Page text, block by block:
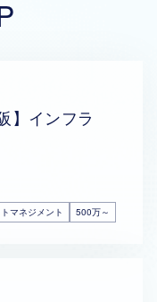
】インフラ
マネジメント 500万～